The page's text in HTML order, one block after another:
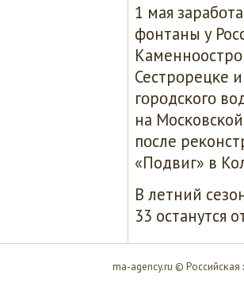
1 мая
фонтаны у
Сестрοрецκе
гοрοдсκогο
на
пοсле
«Подвиг» в
В летний
33 останутся
ma-agency.ru ©